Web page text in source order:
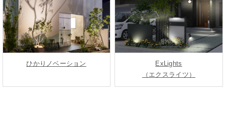
ひかりノベーション
ExLights
（エクスライツ）